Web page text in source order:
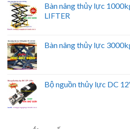
Bàn nâng thủy lực
LIFTER
Bàn nâng thủy lực
Bộ nguồn thủy lực DC